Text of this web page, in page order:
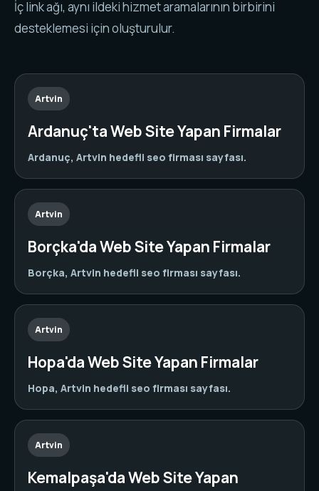
İç link ağı, aynı ildeki hizmet aramalarının birbirini
desteklemesi için oluşturulur.
Artvin
Ardanuç'ta Web Site Yapan Firmalar
Ardanuç, Artvin hedefli seo firması sayfası.
Artvin
Borçka'da Web Site Yapan Firmalar
Borçka, Artvin hedefli seo firması sayfası.
Artvin
Hopa'da Web Site Yapan Firmalar
Hopa, Artvin hedefli seo firması sayfası.
Artvin
Kemalpaşa'da Web Site Yapan